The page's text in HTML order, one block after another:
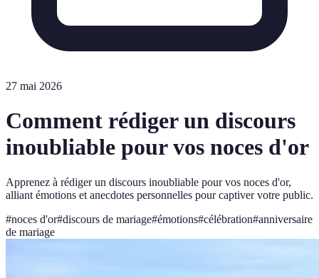
27 mai 2026
Comment rédiger un discours
inoubliable pour vos noces d'or
Apprenez à rédiger un discours inoubliable pour vos noces d'or,
alliant émotions et anecdotes personnelles pour captiver votre public.
#noces d'or#discours de mariage#émotions#célébration#anniversaire
de mariage